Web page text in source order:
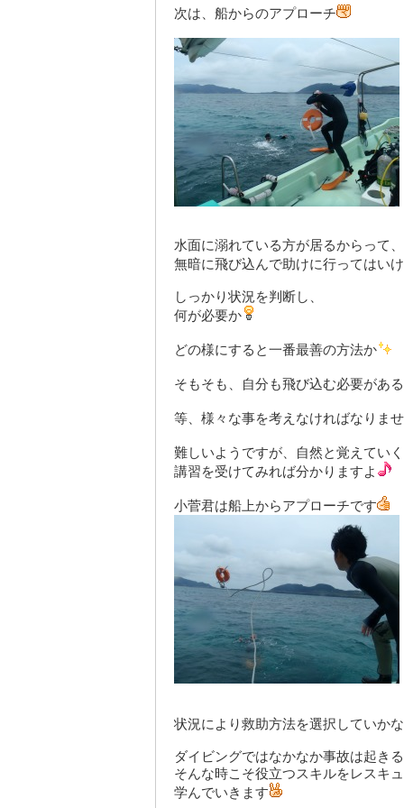
次は、船からのアプローチ
水面に溺れている方が居るからって、
無暗に飛び込んで助けに行ってはい
しっかり状況を判断し、
何が必要か
どの様にすると一番最善の方法か
そもそも、自分も飛び込む必要があ
等、様々な事を考えなければなりま
難しいようですが、自然と覚えてい
講習を受けてみれば分かりますよ
小菅君は船上からアプローチです
状況により救助方法を選択していか
ダイビングではなかなか事故は起き
そんな時こそ役立つスキルをレスキ
学んでいきます